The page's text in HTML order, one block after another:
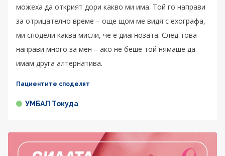
можеха да открият дори какво ми има. Той го направи
за отрицателно време – още щом ме видя с ехографа,
ми сподели каква мисли, че е диагнозата. След това
направи много за мен – ако не беше той нямаше да
имам друга алтернатива.
Пациентите споделят
УМБАЛ Токуда